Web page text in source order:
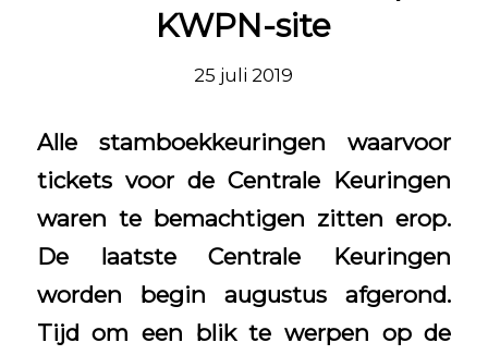
KWPN-site
25 juli 2019
Alle stamboekkeuringen waarvoor
tickets voor de Centrale Keuringen
waren te bemachtigen zitten erop.
De laatste Centrale Keuringen
worden begin augustus afgerond.
Tijd om een blik te werpen op de